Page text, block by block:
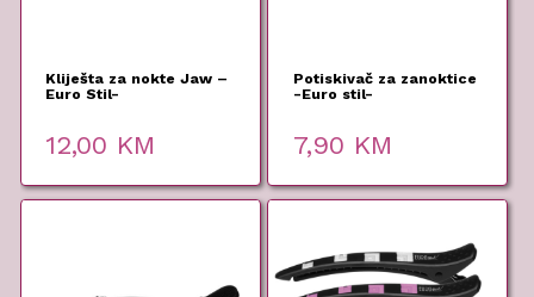
Kliješta za nokte Jaw –
Euro Stil-
12,00 KM
Potiskivač za zanoktice
-Euro stil-
7,90 KM